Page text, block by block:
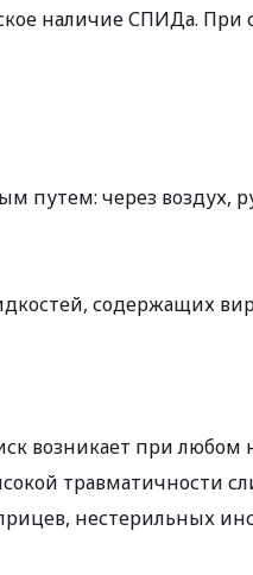
наличие СПИДа.
путем: через воздух,
содержащих
возникает при любом
травматичности
нестерильных